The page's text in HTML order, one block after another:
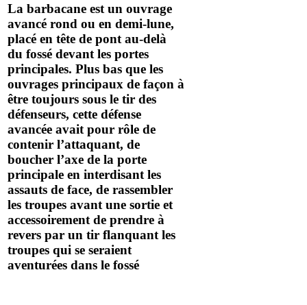
La barbacane est un ouvrage
avancé rond ou en demi-lune,
placé en tête de pont au-delà
du fossé devant les portes
principales. Plus bas que les
ouvrages principaux de façon à
être toujours sous le tir des
défenseurs, cette défense
avancée avait pour rôle de
contenir l’attaquant, de
boucher l’axe de la porte
principale en interdisant les
assauts de face, de rassembler
les troupes avant une sortie et
accessoirement de prendre à
revers par un tir flanquant les
troupes qui se seraient
aventurées dans le fossé